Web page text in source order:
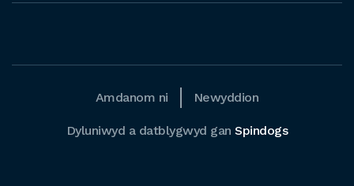
Amdanom ni Newyddion
Dyluniwyd a datblygwyd ganSpindogs